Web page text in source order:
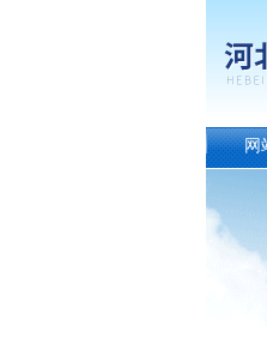
网